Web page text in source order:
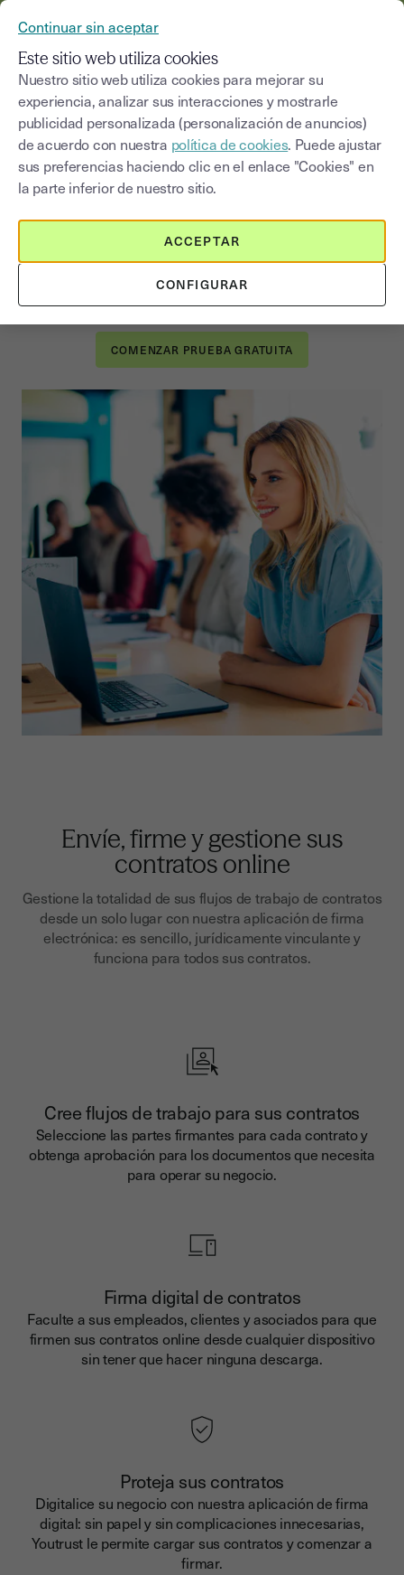
Comience a firmar sus
contratos online con
Youtrust
Cierre negocios más rápido y deles a sus socios la mejor
experiencia de firma digital de contratos: comience su
prueba gratis de 14 días y comience a firmar contratos
online:
Envíe, firme y gestione sus
contratos online
Gestione la totalidad de sus flujos de trabajo de contratos
desde un solo lugar con nuestra aplicación de firma
electrónica: es sencillo, jurídicamente vinculante y
funciona para todos sus contratos.
Cree flujos de trabajo para sus contratos
Seleccione las partes firmantes para cada contrato y
obtenga aprobación para los documentos que necesita
para operar su negocio.
Firma digital de contratos
Faculte a sus empleados, clientes y asociados para que
firmen sus contratos online desde cualquier dispositivo
sin tener que hacer ninguna descarga.
Proteja sus contratos
Digitalice su negocio con nuestra aplicación de firma
digital: sin papel y sin complicaciones innecesarias,
Youtrust le permite cargar sus contratos y comenzar a
firmar.
Continuar sin aceptar
Este sitio web utiliza cookies
Nuestro sitio web utiliza cookies para mejorar su
experiencia, analizar sus interacciones y mostrarle
publicidad personalizada (personalización de anuncios)
de acuerdo con nuestra política de cookies. Puede ajustar
sus preferencias haciendo clic en el enlace "Cookies" en
la parte inferior de nuestro sitio.
CONFIGURAR
ACCEPTAR